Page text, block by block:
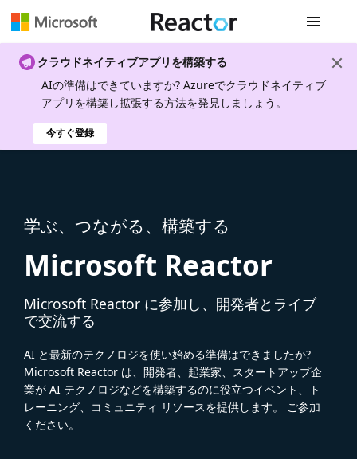
クラウドネイティブアプリを構築する
AIの準備はできていますか? Azureでクラウドネイティブ
アプリを構築し拡張する方法を発見しましょう。
今すぐ登録
学ぶ、つながる、構築する
Microsoft Reactor
Microsoft Reactor に参加し、開発者とライブ
で交流する
AI と最新のテクノロジを使い始める準備はできましたか?
Microsoft Reactor は、開発者、起業家、スタートアップ企
業が AI テクノロジなどを構築するのに役立つイベント、ト
レーニング、コミュニティ リソースを提供します。 ご参加
ください。